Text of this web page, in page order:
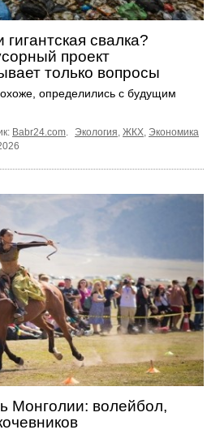
свалка?
проект
только вопросы
определились с будущим
Babr24.com. Экология, ЖКХ, Экономика
Монголии: волейбол,